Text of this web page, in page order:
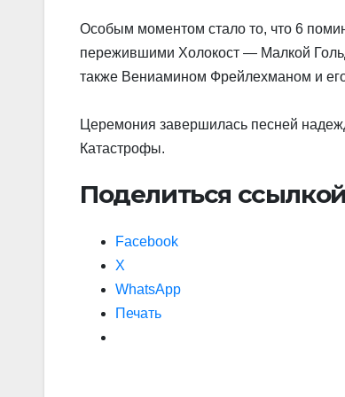
Особым моментом стало то, что 6
пережившими Холокост — Малкой
также Вениамином Фрейлехманом и
Церемония завершилась песней
Катастрофы.
Поделиться
Facebook
X
WhatsApp
Печать